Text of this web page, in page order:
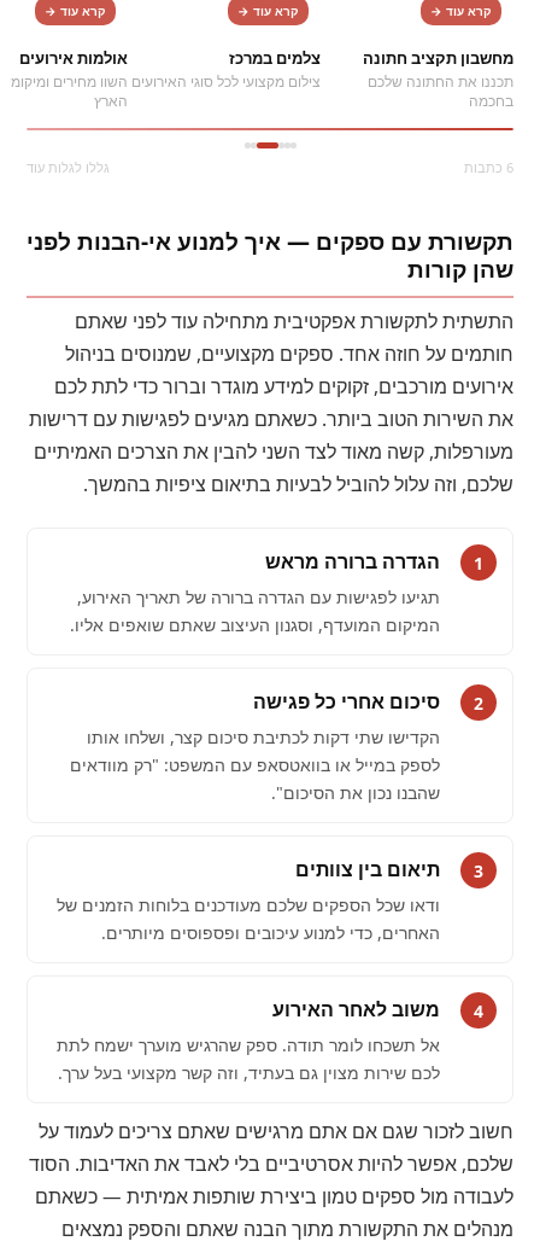
קרא עוד →
מחשבון תקציב חתונה
תכננו את החתונה שלכם
בחכמה
קרא עוד →
צלמים במרכז
צילום מקצועי לכל סוגי האירועים
קרא עוד →
אולמות אירועים
השוו מחירים
הארץ
6 כתבות גללו לגלות עוד
תקשורת עם ספקים — איך למנוע אי-הבנות לפני
שהן קורות
התשתית לתקשורת אפקטיבית מתחילה עוד לפני שאתם
חותמים על חוזה אחד. ספקים מקצועיים, שמנוסים בניהול
אירועים מורכבים, זקוקים למידע מוגדר וברור כדי לתת לכם
את השירות הטוב ביותר. כשאתם מגיעים לפגישות עם דרישות
מעורפלות, קשה מאוד לצד השני להבין את הצרכים האמיתיים
שלכם, וזה עלול להוביל לבעיות בתיאום ציפיות בהמשך.
1 הגדרה ברורה מראש
תגיעו לפגישות עם הגדרה ברורה של תאריך האירוע,
המיקום המועדף, וסגנון העיצוב שאתם שואפים אליו.
2 סיכום אחרי כל פגישה
הקדישו שתי דקות לכתיבת סיכום קצר, ושלחו אותו
לספק במייל או בוואטסאפ עם המשפט: "רק מוודאים
שהבנו נכון את הסיכום".
3 תיאום בין צוותים
ודאו שכל הספקים שלכם מעודכנים בלוחות הזמנים של
האחרים, כדי למנוע עיכובים ופספוסים מיותרים.
4 משוב לאחר האירוע
אל תשכחו לומר תודה. ספק שהרגיש מוערך ישמח לתת
לכם שירות מצוין גם בעתיד, וזה קשר מקצועי בעל ערך.
חשוב לזכור שגם אם אתם מרגישים שאתם צריכים לעמוד על
שלכם, אפשר להיות אסרטיביים בלי לאבד את האדיבות. הסוד
לעבודה מול ספקים טמון ביצירת שותפות אמיתית — כשאתם
מנהלים את התקשורת מתוך הבנה שאתם והספק נמצאים